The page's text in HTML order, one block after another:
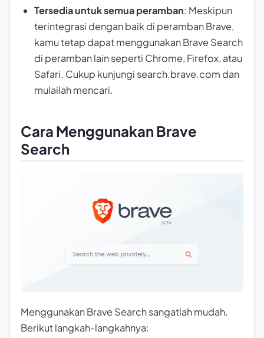
Tersedia untuk semua peramban: Meskipun
terintegrasi dengan baik di peramban Brave,
kamu tetap dapat menggunakan Brave Search
di peramban lain seperti Chrome, Firefox, atau
Safari. Cukup kunjungi search.brave.com dan
mulailah mencari.
Cara Menggunakan Brave
Search
Menggunakan Brave Search sangatlah mudah.
Berikut langkah-langkahnya: